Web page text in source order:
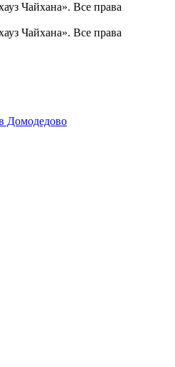
Чайхана». Все права
Чайхана». Все права
Домодедово